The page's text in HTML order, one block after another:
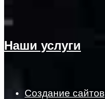
Наши услуги
Создание сайтов